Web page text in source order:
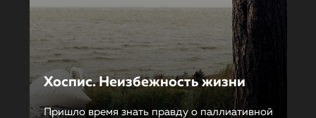
Хоспис. Неизбежность жизни
Пришло время знать правду о паллиативной